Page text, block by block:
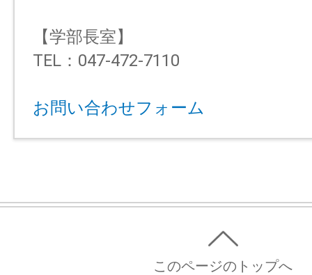
【学部長室】
TEL：047-472-7110
お問い合わせフォーム
このページのトップへ